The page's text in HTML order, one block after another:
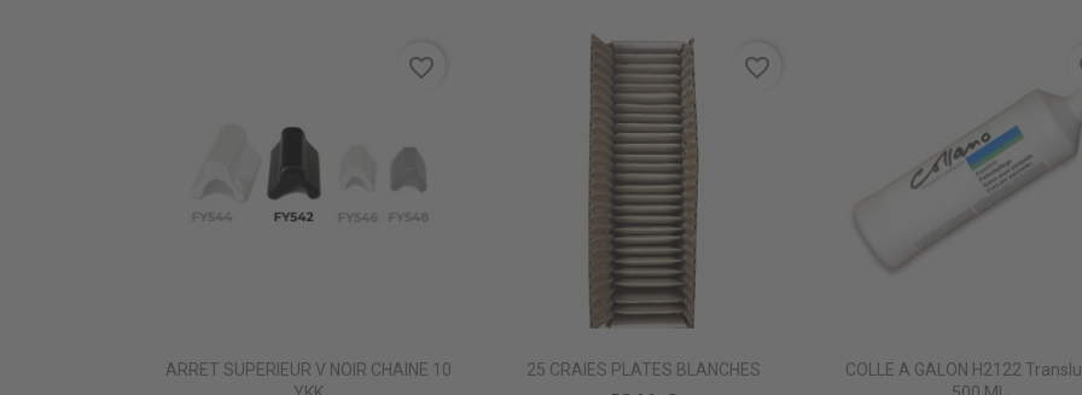
ARRET SUPERIEUR V NOIR CHAINE 10
favorite_border
25 CRAIES PLATES BLANCHES
favorite_border
COLLE A GALON H2122